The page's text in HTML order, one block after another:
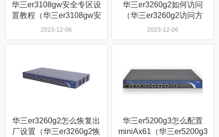
华三er3108gw安全专区设
置教程（华三er3108gw安
全专区怎么设置）
2023-12-06
华三er3260g2如何访问
（华三er3260g2访问方
法）
2023-12-06
华三er3260g2怎么恢复出
厂设置（华三er3260g2恢
华三er5200g3怎么配置
miniAx61（华三er5200g3